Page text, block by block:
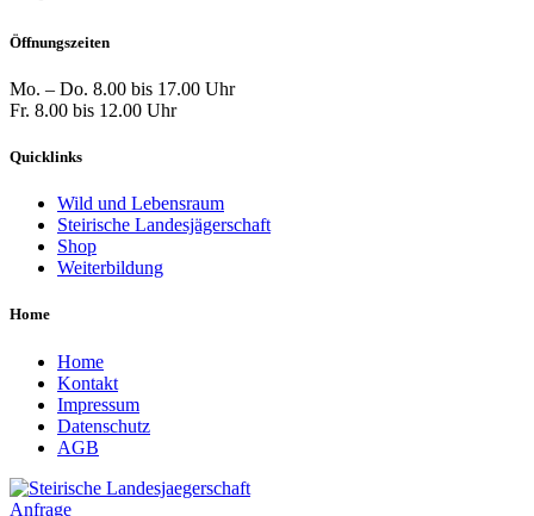
Öffnungszeiten
Mo. – Do. 8.00 bis 17.00 Uhr
Fr. 8.00 bis 12.00 Uhr
Quicklinks
Wild und Lebensraum
Steirische Landesjägerschaft
Shop
Weiterbildung
Home
Home
Kontakt
Impressum
Datenschutz
AGB
Anfrage